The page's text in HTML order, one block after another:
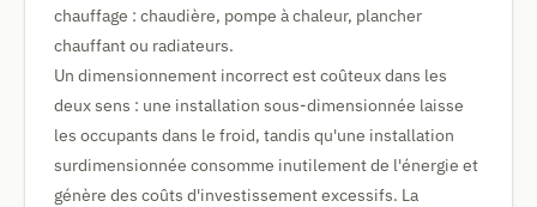
chauffage : chaudière, pompe à chaleur, plancher
chauffant ou radiateurs.
Un dimensionnement incorrect est coûteux dans les
deux sens : une installation sous-dimensionnée laisse
les occupants dans le froid, tandis qu'une installation
surdimensionnée consomme inutilement de l'énergie et
génère des coûts d'investissement excessifs. La